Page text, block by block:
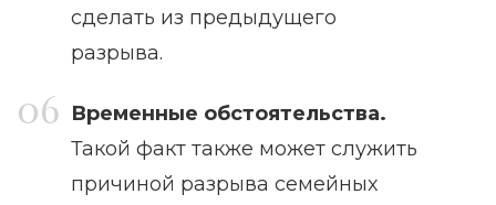
сделать из предыдущего
разрыва.
Временные обстоятельства.
Такой факт также может служить
причиной разрыва семейных